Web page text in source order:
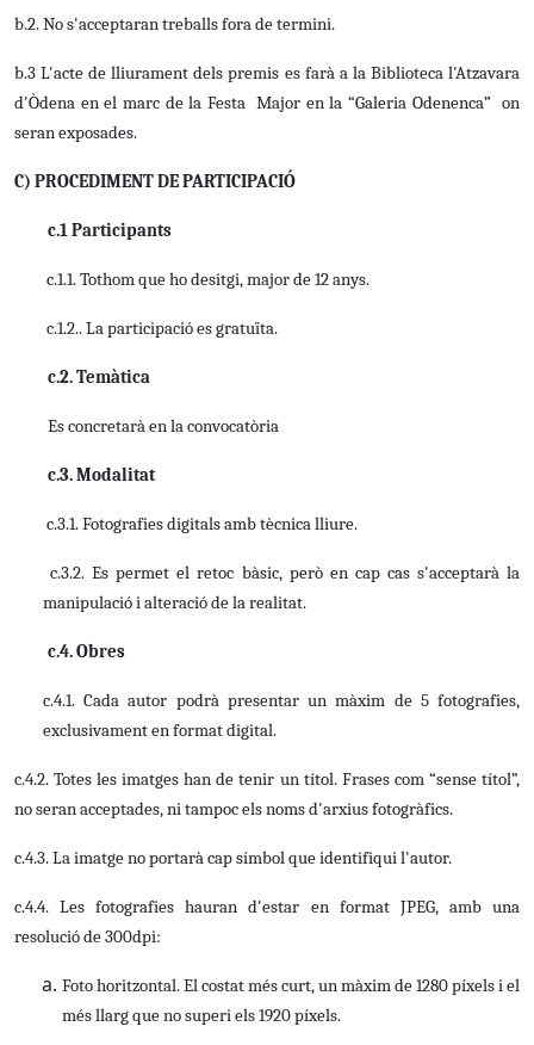
b.2. No s'acceptaran treballs fora de termini.
b.3 L'acte de lliurament dels premis es farà a la Biblioteca l'Atzavara
d'Òdena en el marc de la Festa Major en la “Galeria Odenenca” on
seran exposades.
C) PROCEDIMENT DE PARTICIPACIÓ
c.1 Participants
c.1.1. Tothom que ho desitgi, major de 12 anys.
c.1.2.. La participació es gratuïta.
c.2. Temàtica
Es concretarà en la convocatòria
c.3. Modalitat
c.3.1. Fotografies digitals amb tècnica lliure.
c.3.2. Es permet el retoc bàsic, però en cap cas s'acceptarà la
manipulació ialteració de la realitat.
c.4. Obres
c.4.1. Cada autor podrà presentar un màxim de 5 fotografies,
exclusivament enformat digital.
c.4.2. Totes les imatges han de tenir un títol. Frases com “sense títol”,
no seranacceptades, ni tampoc els noms d'arxius fotogràfics.
c.4.3. La imatge no portarà cap símbol que identifiqui l'autor.
c.4.4. Les fotografies hauran d'estar en format JPEG, amb una
resolució de300dpi:
Foto horitzontal. El costat més curt, un màxim de 1280 píxels i el
més llargque no superi els 1920 píxels.